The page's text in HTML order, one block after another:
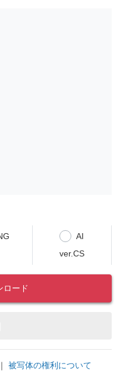
AI
ver.CS
ロード
｜ 被写体の権利について